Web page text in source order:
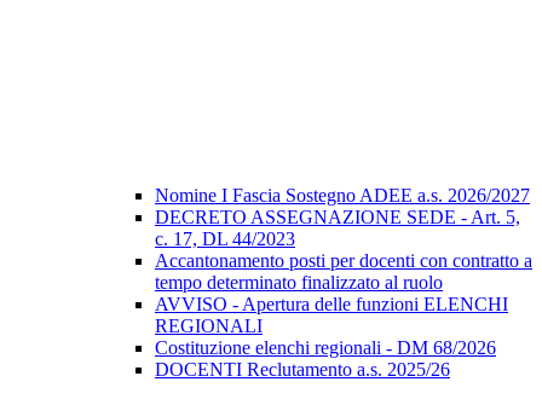
Nomine I Fascia Sostegno ADEE a.s. 2026/2027
DECRETO ASSEGNAZIONE SEDE - Art. 5,
c. 17, DL 44/2023
Accantonamento posti per docenti con contratto a
tempo determinato finalizzato al ruolo
AVVISO - Apertura delle funzioni ELENCHI
REGIONALI
Costituzione elenchi regionali - DM 68/2026
DOCENTI Reclutamento a.s. 2025/26